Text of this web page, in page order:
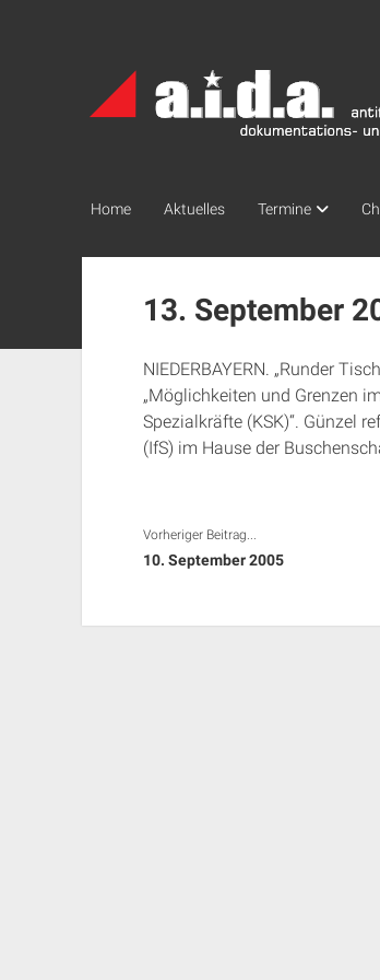
Archiv
München
Home Aktuelles Termine
13. September
NIEDERBAYERN. „Runder
„Möglichkeiten und Grenzen
Spezialkräfte (KSK)“. Günzel
(IfS) im Hause der
Vorheriger Beitrag...
10. September 2005